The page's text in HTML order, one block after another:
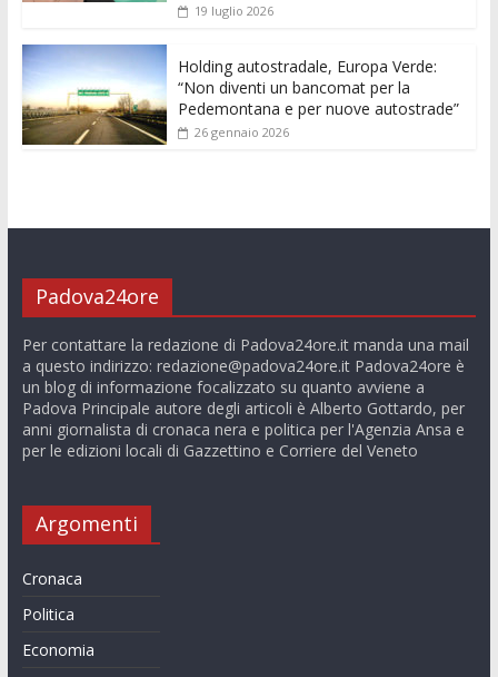
19 luglio 2026
Holding autostradale, Europa Verde:
“Non diventi un bancomat per la
Pedemontana e per nuove autostrade”
26 gennaio 2026
Padova24ore
Per contattare la redazione di Padova24ore.it manda una mail
a questo indirizzo: redazione@padova24ore.itPadova24ore è
un blog di informazione focalizzato su quanto avviene a
Padova Principale autore degli articoli è Alberto Gottardo, per
anni giornalista di cronaca nera e politica per l'Agenzia Ansa e
per le edizioni locali di Gazzettino e Corriere del Veneto
Argomenti
Cronaca
Politica
Economia